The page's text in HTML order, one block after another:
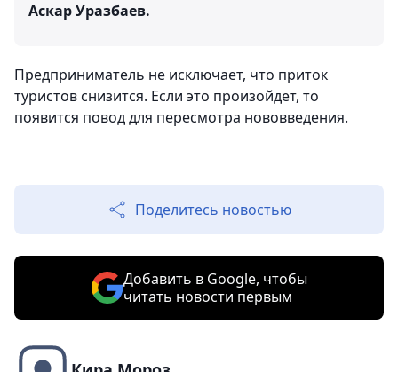
Аскар Уразбаев.
Предприниматель не исключает, что приток
туристов снизится. Если это произойдет, то
появится повод для пересмотра нововведения.
Поделитесь новостью
Добавить в Google, чтобы
читать новости первым